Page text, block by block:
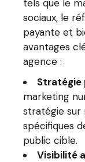
tels que le
sociaux, le
payante et
avantages
agence :
Stratégie
marketing
stratégie sur
spécifiques
public cible.
Visibilité